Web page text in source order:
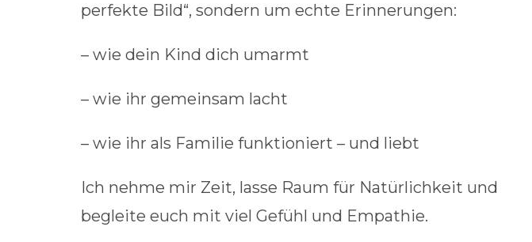
perfekte Bild“, sondern um echte Erinnerungen:
– wie dein Kind dich umarmt
– wie ihr gemeinsam lacht
– wie ihr als Familie funktioniert – und liebt
Ich nehme mir Zeit, lasse Raum für Natürlichkeit und
begleite euch mit viel Gefühl und Empathie.